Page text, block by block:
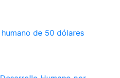
de 50 dólares